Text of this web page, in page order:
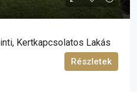
Kertkapcsolatos Lakás
Részletek